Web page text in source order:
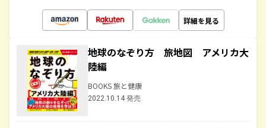
詳細を見る
地球のなぞり方 旅地図 アメリカ大
陸編
BOOKS 旅と健康
2022.10.14 発売